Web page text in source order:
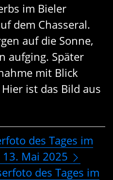
im Bieler
dem Chasseral.
auf die Sonne,
aufging. Später
mit Blick
ist das Bild aus
des Tages im
Mai 2025
des Tages im